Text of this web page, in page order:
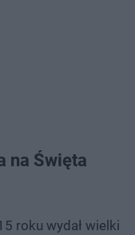
na Święta
roku wydał wielki